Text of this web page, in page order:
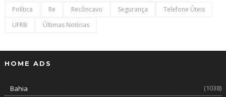
Política
Re Recôncavo Segurança
Telefone Úteis
UFRB
Últimas Notícias
HOME ADS
Bahia
(1038)